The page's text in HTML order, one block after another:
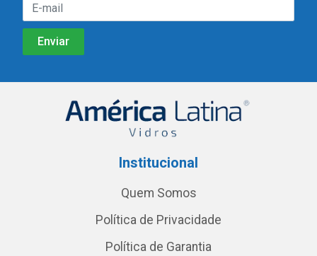
Institucional
Quem Somos
Política de Privacidade
Política de Garantia